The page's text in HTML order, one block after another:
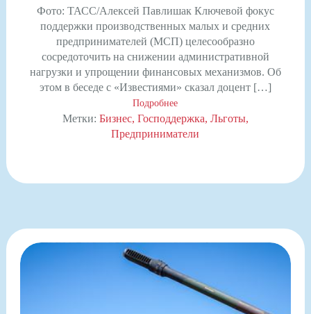
Фото: ТАСС/Алексей Павлишак Ключевой фокус
поддержки производственных малых и средних
предпринимателей (МСП) целесообразно
сосредоточить на снижении административной
нагрузки и упрощении финансовых механизмов. Об
этом в беседе с «Известиями» сказал доцент […]
Подробнее
Метки: Бизнес Господдержка Льготы
Предприниматели